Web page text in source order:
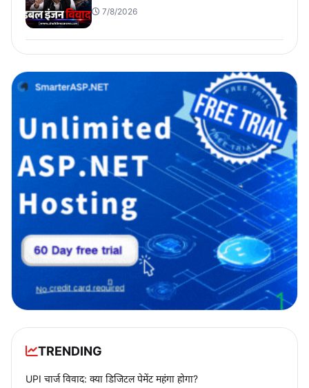
7/8/2026
TRENDING
UPI चार्ज विवाद: क्या डिजिटल पेमेंट महंगा होगा?